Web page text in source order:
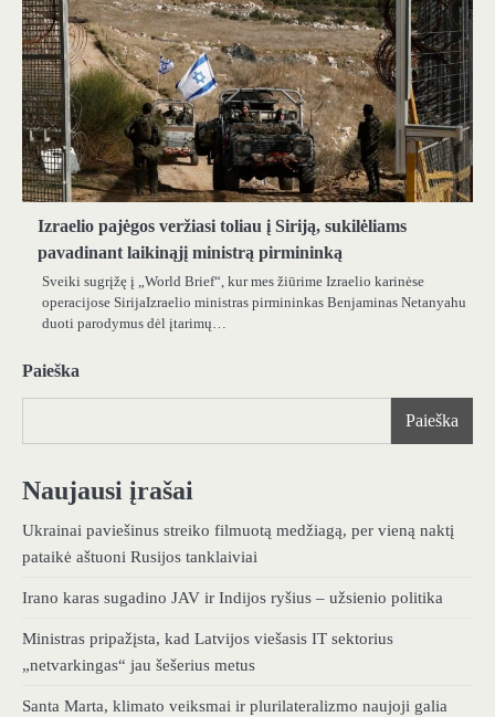
Izraelio pajėgos veržiasi toliau į Siriją, sukilėliams
pavadinant laikinąjį ministrą pirmininką
Sveiki sugrįžę į „World Brief“, kur mes žiūrime Izraelio karinėse
operacijose SirijaIzraelio ministras pirmininkas Benjaminas Netanyahu
duoti parodymus dėl įtarimų…
Paieška
Paieška
Naujausi įrašai
Ukrainai paviešinus streiko filmuotą medžiagą, per vieną naktį
pataikė aštuoni Rusijos tanklaiviai
Irano karas sugadino JAV ir Indijos ryšius – užsienio politika
Ministras pripažįsta, kad Latvijos viešasis IT sektorius
„netvarkingas“ jau šešerius metus
Santa Marta, klimato veiksmai ir plurilateralizmo naujoji galia